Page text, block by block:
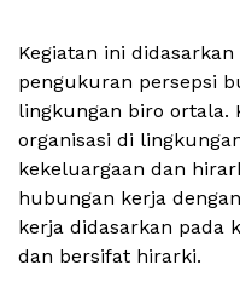
Kegiatan ini didasarkan
pengukuran persepsi
lingkungan biro ortala.
organisasi di
kekeluargaan dan
hubungan kerja dengan
kerja didasarkan pada
dan bersifat hirarki.